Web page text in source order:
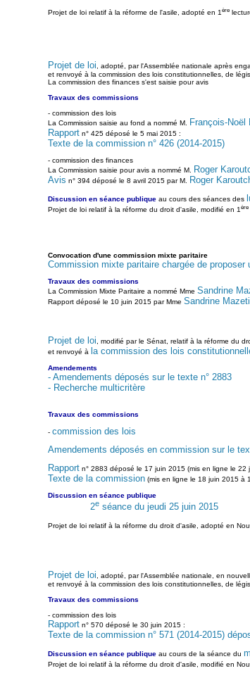
Projet de loi relatif à la réforme de l'asile, adopté en 1ère
Projet de loi , adopté, par l'Assemblée nationale après
et renvoyé à la commission des lois constitutionnelles, de
La commission des finances s'est saisie pour avis
Travaux des commissions
- commission des lois
La Commission saisie au fond a nommé M.
François-Noël
Rapportn° 425 déposé le 5 mai 2015 :
Texte de la commission n° 426 (2014-2015)
- commission des finances
La Commission saisie pour avis a nommé M.
Roger
Avis n° 394 déposé le 8 avril 2015 par M. Roger
Discussion en séance publiqueau cours des séances des
Projet de loi relatif à la réforme du droit d'asile, modifié en 1 ère
Convocation d'une commission mixte paritaire
Commission mixte paritaire chargée de
Travaux des commissions
La Commission Mixte Paritaire a nommé Mme Sandrine
Rapport déposé le 10 juin 2015 par Mme Sandrine
Projet de loi, modifié par le Sénat, relatif à la réforme du
et renvoyé à la commission des lois
Amendements
- Amendements déposés sur le texte n° 2883
- Recherche multicritère
Travaux des commissions
- commission des lois
Amendements déposés en commission sur le
Rapportn° 2883 déposé le 17 juin 2015 (mis en ligne le 22
Texte de la commission(mis en ligne le 18 juin 2015 à
Discussion en séance publique
2e séance du jeudi 25 juin 2015
Projet de loi relatif à la réforme du droit d'asile, adopté en
Projet de loi, adopté, par l'Assemblée nationale, en
et renvoyé à la commission des lois constitutionnelles, de
Travaux des commissions
- commission des lois
Rapportn° 570 déposé le 30 juin 2015 :
Texte de la commission n° 571 (2014-2015)
Discussion en séance publiqueau cours de la séance du
Projet de loi relatif à la réforme du droit d'asile, modifié en